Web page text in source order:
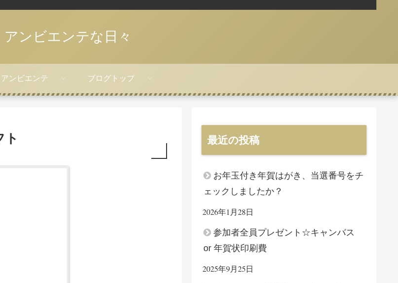
アンビエンテな日々
アンビエンテ ブログトップ
最近の投稿
お年玉付き年賀はがき、当選番号をチ
ェックしましたか？
2026年1月28日
参加者全員プレゼント☆キャンバス
or 年賀状印刷費
2025年9月25日